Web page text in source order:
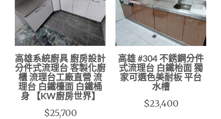
高雄系統廚具 廚房設計
分件式流理台 客製化廚
櫃 流理台工廠直營 流
理台 白鐵檯面 白鐵桶
身 【KW廚房世界】
$25,700
高雄 #304 不銹鋼分件
式流理台 白鐵枱面 獨
家可選色美耐板 平台
水槽
$23,400